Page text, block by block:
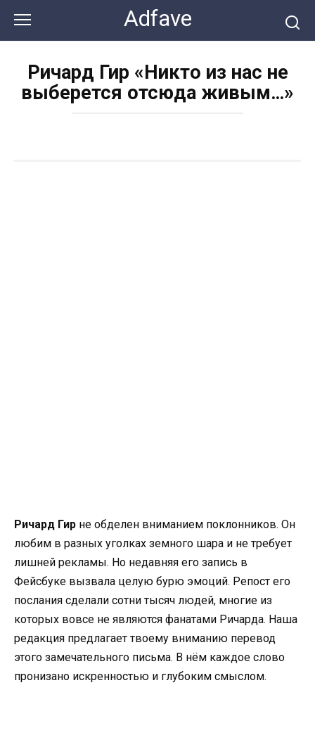
контенту
Adfave
Ричард Гир «Никто из нас не
выберется отсюда живым…»
Ричард Гир не обделен вниманием поклонников. Он
любим в разных уголках земного шара и не требует
лишней рекламы. Но недавняя его запись в
Фейсбуке вызвала целую бурю эмоций. Репост его
послания сделали сотни тысяч людей, многие из
которых вовсе не являются фанатами Ричарда. Наша
редакция предлагает твоему вниманию перевод
этого замечательного письма. В нём каждое слово
пронизано искренностью и глубоким смыслом.